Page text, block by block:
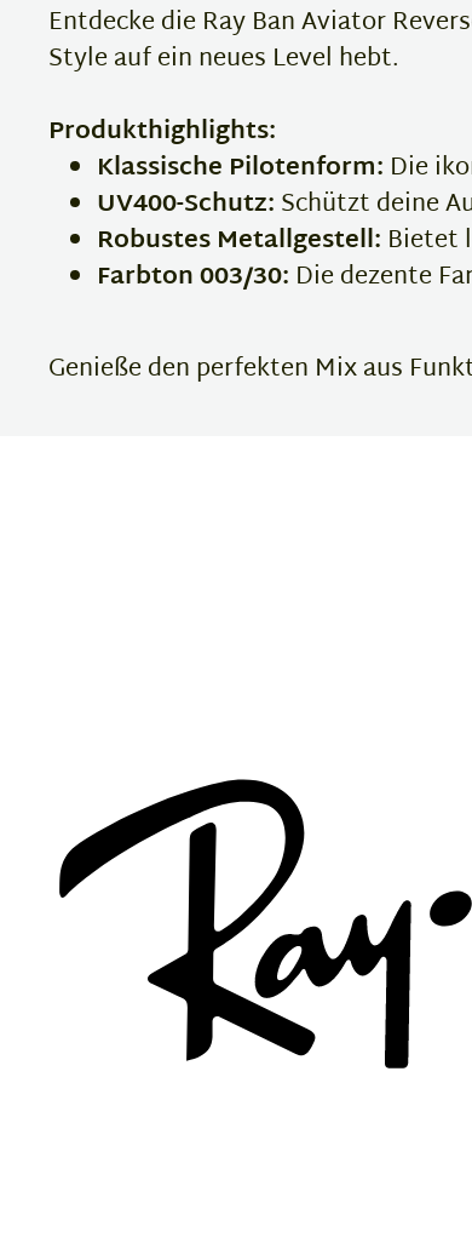
Entdecke die Ray Ban Aviator
Style auf ein neues Level hebt.
Produkthighlights:
Klassische Pilotenform: Die
UV400-Schutz:Schützt deine
Robustes Metallgestell: Bietet
Farbton 003/30: Die dezente
Genieße den perfekten Mix aus